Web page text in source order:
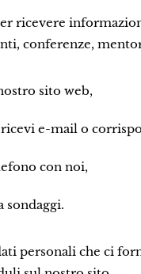
ricevere
conferenze,
sito web,
e-mail o
con noi,
sondaggi.
personali che ci